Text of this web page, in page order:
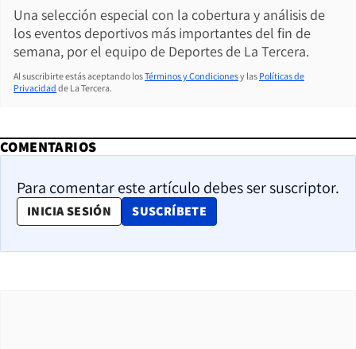
Una selección especial con la cobertura y análisis de
los eventos deportivos más importantes del fin de
semana, por el equipo de Deportes de La Tercera.
Al suscribirte estás aceptando losTérminos y Condicionesy las Políticas de
Privacidad de La Tercera.
COMENTARIOS
Para comentar este artículo debes ser suscriptor.
INICIA SESIÓN SUSCRÍBETE
OPENS IN NEW WINDOW